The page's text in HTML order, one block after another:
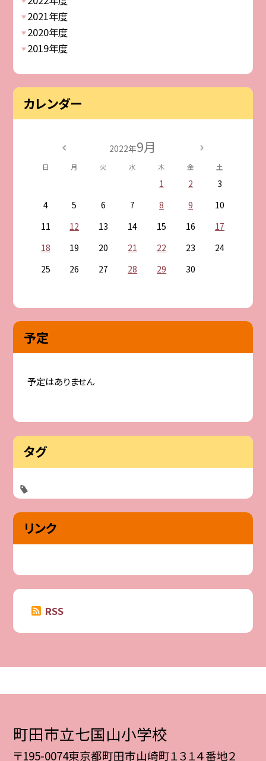
2021年度
2020年度
2019年度
カレンダー
2022年9月
日 月 火 水 木 金 土
1 2
3
4
5 6 7 8 9
10
11
12 13 14 15 16
17
18
19 20 21 22 23
24
25
26 27 28 29 30
予定
予定はありません
タグ
リンク
RSS
町田市立七国山小学校
〒195-0074東京都町田市山崎町１３１４番地２